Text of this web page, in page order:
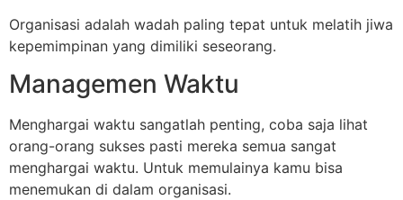
Organisasi adalah wadah paling tepat untuk melatih jiwa
kepemimpinan yang dimiliki seseorang.
Managemen Waktu
Menghargai waktu sangatlah penting, coba saja lihat
orang-orang sukses pasti mereka semua sangat
menghargai waktu. Untuk memulainya kamu bisa
menemukan di dalam organisasi.